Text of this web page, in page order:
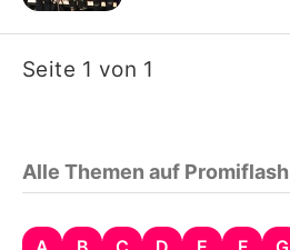
Seite 1 von 1
Alle Themen auf Promiflash